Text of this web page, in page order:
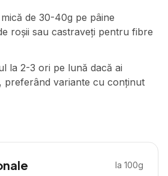
de 30-40g pe pâine
roșii sau castraveți pentru fibre
la 2-3 ori pe lună dacă ai
preferând variante cu conținut
la 100g